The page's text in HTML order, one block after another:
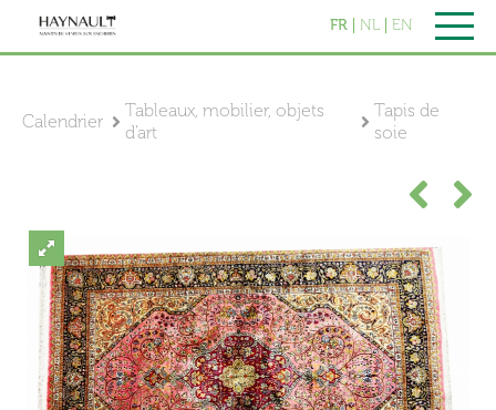
FR NL EN
Calendrier
Tableaux, mobilier, objets
d'art
Tapis de
soie